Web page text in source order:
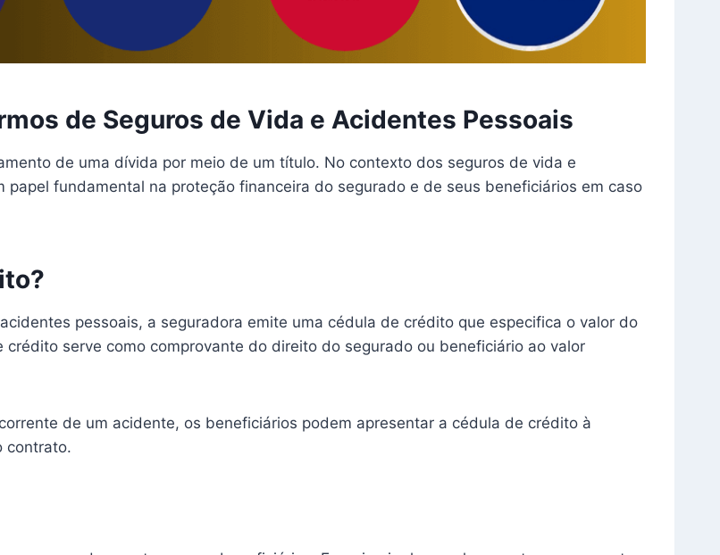
de Seguros de Vida e Acidentes Pessoais
de uma dívida por meio de um título. No contexto dos seguros de vida e
fundamental na proteção financeira do segurado e de seus beneficiários em caso
pessoais, a seguradora emite uma cédula de crédito que especifica o valor do
serve como comprovante do direito do segurado ou beneficiário ao valor
de um acidente, os beneficiários podem apresentar a cédula de crédito à
contrato.